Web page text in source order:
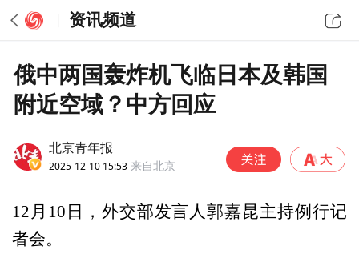
资讯频道
俄中两国轰炸机飞临日本及韩国
附近空域？中方回应
北京青年报
2025-12-10 15:53 来自北京
12月10日，外交部发言人郭嘉昆主持例行记
者会。